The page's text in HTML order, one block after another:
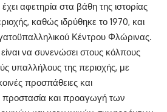
αφετηρία στα βάθη της ιστορίας
καθώς ιδρύθηκε το 1970, και
Κέντρου Φλώρινας.
να συνενώσει στους κόλπους
υπαλλήλους της περιοχής, με
προσπάθειες και
προστασία και προαγωγή των